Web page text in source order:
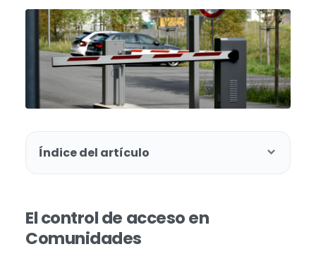
Índice del artículo
El control de acceso en
Comunidades